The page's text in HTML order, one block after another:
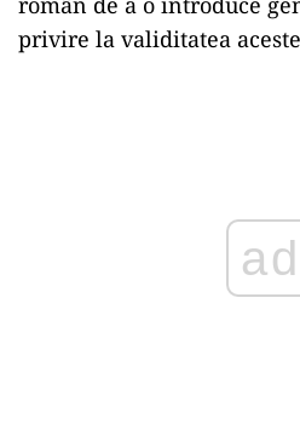
privire la validitatea